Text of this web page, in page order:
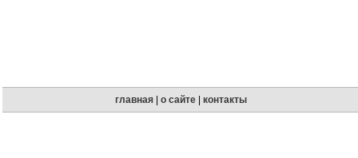
главная |о сайте |контакты